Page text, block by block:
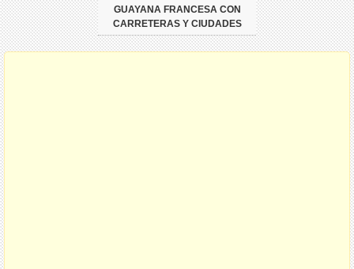
GUAYANA FRANCESA CON
CARRETERAS Y CIUDADES